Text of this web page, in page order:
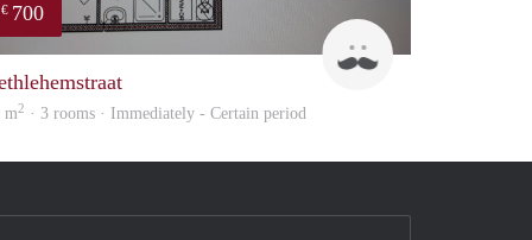
€ 700
m2 · 3 rooms · Immediately - Certain period